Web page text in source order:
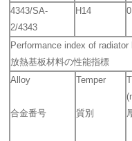
4343/SA-
2/4343
H14
Performance index of radiator
放熱基板材料の性能指標
Alloy
合金番号
Temper
質別